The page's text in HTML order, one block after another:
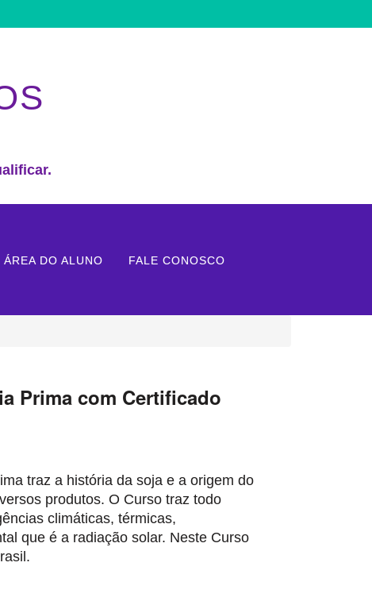
ÁREA DO ALUNO FALE CONOSCO
Prima com Certificado
traz a história da soja e a origem do
produtos. O Curso traz todo
climáticas, térmicas,
que é a radiação solar. Neste Curso